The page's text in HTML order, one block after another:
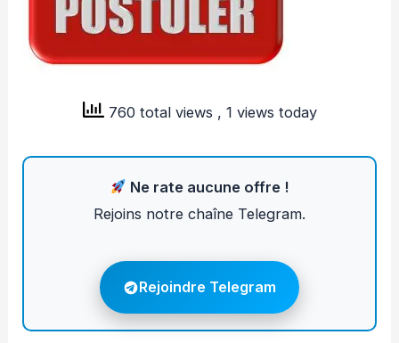
760 total views , 1 views today
Ne rate aucune offre !
Rejoins notre chaîne Telegram.
Rejoindre Telegram